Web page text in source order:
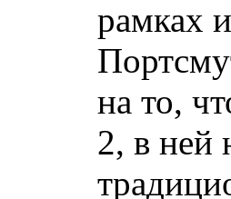
рамках
на то,
2, в ней